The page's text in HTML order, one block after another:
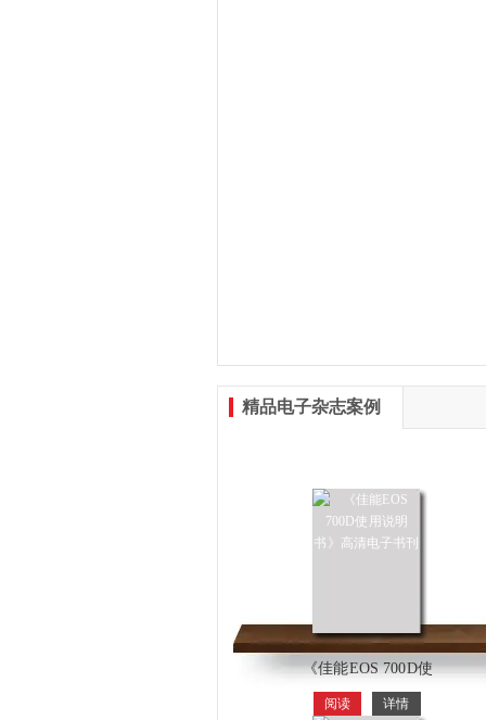
精品电子杂志案例
《佳能EOS 700D使
用说明书》高清电
阅读 详情